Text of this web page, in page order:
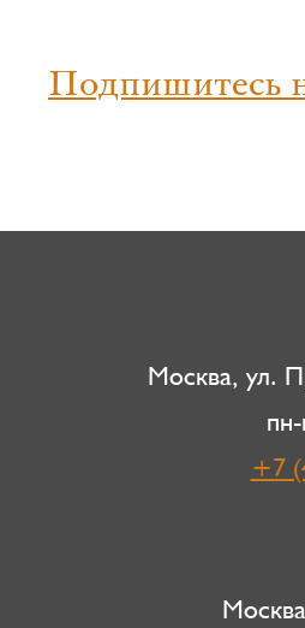
Подпишитесь
Москва, ул.
+7